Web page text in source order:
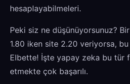
hesaplayabilmeleri.
Peki siz ne düşünüyorsunuz?
1.80 iken site 2.20 veriyorsa,
Elbette! İşte yapay zeka bu tür
etmekte çok başarılı.